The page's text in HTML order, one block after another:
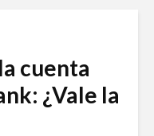
cuenta
¿Vale la